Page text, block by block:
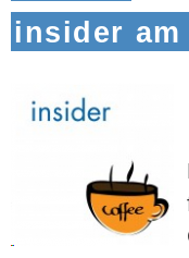
insider am